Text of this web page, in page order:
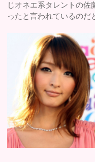
じオネエ系タレントの佐
ったと言われているのだ